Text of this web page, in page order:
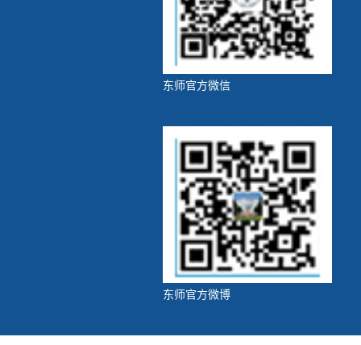
东师官方微信
东师官方微博